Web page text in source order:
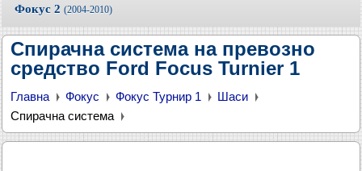
Фокус 2 (2004-2010)
Спирачна система на превозно
средство Ford Focus Turnier 1
Главна Фокус Фокус Турнир 1
Шаси
Спирачна система